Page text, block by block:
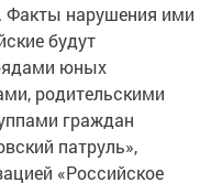
Факты нарушения ими
будут
юных
родительскими
граждан
патруль»,
«Российское